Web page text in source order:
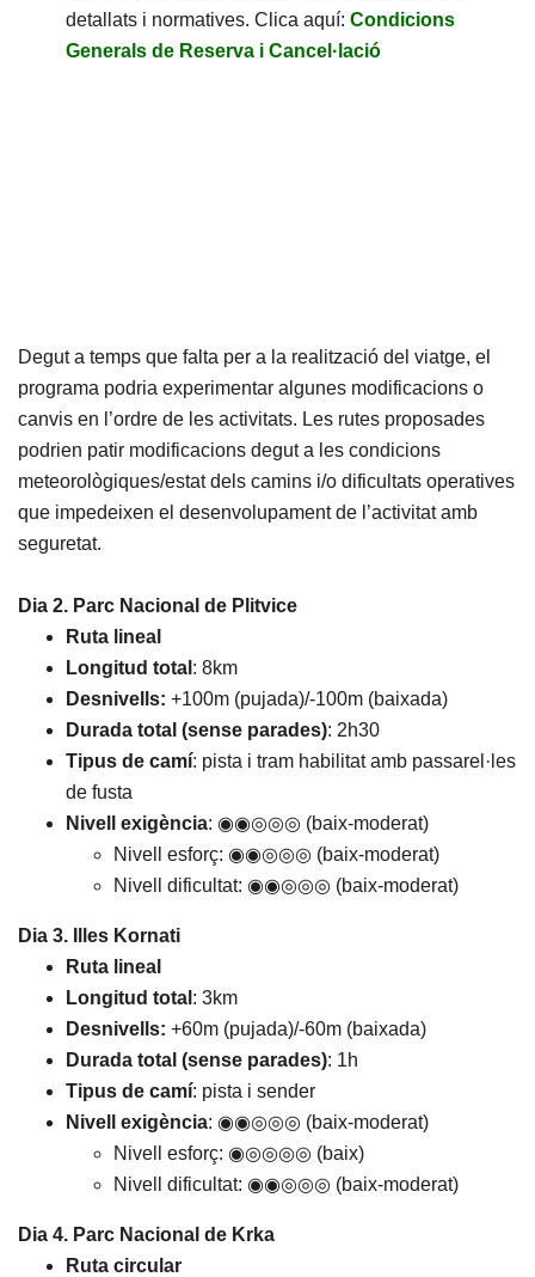
detallats i normatives. Clica aquí: Condicions
Generals de Reserva i Cancel·lació
Degut a temps que falta per a la realització del viatge, el
programa podria experimentar algunes modificacions o
canvis en l’ordre de les activitats. Les rutes proposades
podrien patir modificacions degut a les condicions
meteorològiques/estat dels camins i/o dificultats operatives
que impedeixen el desenvolupament de l’activitat amb
seguretat.
Dia 2. Parc Nacional de Plitvice
Ruta lineal
Longitud total : 8km
Desnivells: +100m (pujada)/-100m (baixada)
Durada total (sense parades): 2h30
Tipus de camí: pista i tram habilitat amb passarel·les
de fusta
Nivell exigència: ◉◉◎◎◎ (baix-moderat)
Nivell esforç: ◉◉◎◎◎ (baix-moderat)
Nivell dificultat: ◉◉◎◎◎ (baix-moderat)
Dia 3. Illes Kornati
Ruta lineal
Longitud total : 3km
Desnivells: +60m (pujada)/-60m (baixada)
Durada total (sense parades): 1h
Tipus de camí: pista i sender
Nivell exigència: ◉◉◎◎◎ (baix-moderat)
Nivell esforç: ◉◎◎◎◎ (baix)
Nivell dificultat: ◉◉◎◎◎ (baix-moderat)
Dia 4. Parc Nacional de Krka
Ruta circular